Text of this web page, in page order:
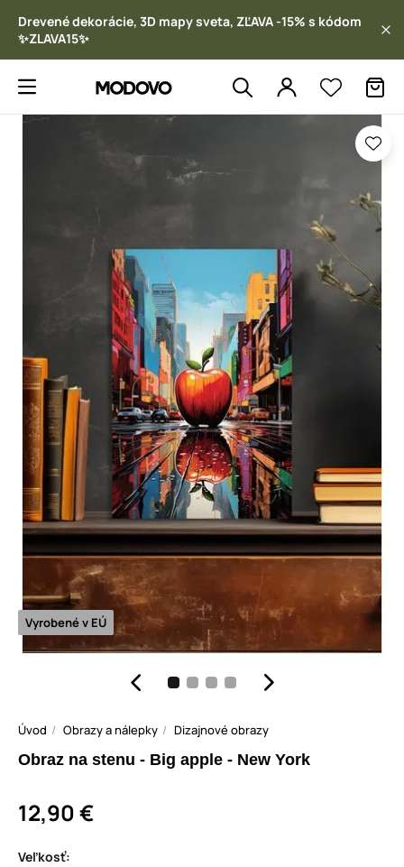
Drevené dekorácie, 3D mapy sveta, ZĽAVA -15% s kódom
✨ZLAVA15✨
Vyrobené v EÚ
Úvod Obrazy a nálepky Dizajnové obrazy
Obraz na stenu - Big apple - New York
12,90 €
Veľkosť: